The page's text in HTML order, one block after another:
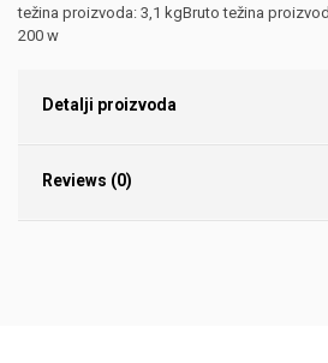
težina proizvoda: 3,1 kgBruto težina
200 w
Detalji proizvoda
Reviews (0)